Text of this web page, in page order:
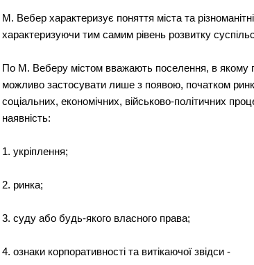
М. Вебер характеризує поняття міста та
характеризуючи тим самим рівень розвитку
По М. Веберу містом вважають поселення, в якому
можливо застосувати лише з появою, початком
соціальних, економічних, військово-політичних
наявність:
1. укріплення;
2. ринка;
3. суду або будь-якого власного права;
4. ознаки корпоративності та витікаючої звідси -